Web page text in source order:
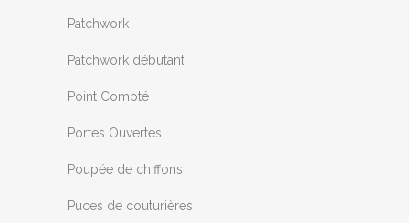
Patchwork
Patchwork débutant
Point Compté
Portes Ouvertes
Poupée de chiffons
Puces de couturières